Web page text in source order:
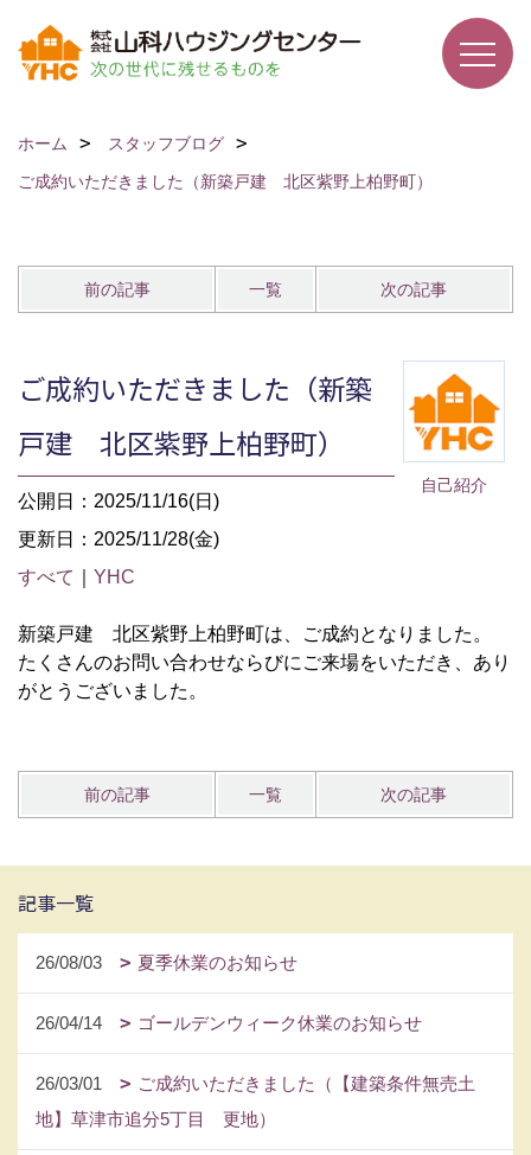
ホーム
スタッフブログ
ご成約いただきました（新築戸建 北区紫野上柏野町）
前の記事 一覧 次の記事
自己紹介
ご成約いただきました（新築
戸建 北区紫野上柏野町）
公開日：2025/11/16(日)
更新日：2025/11/28(金)
すべて
YHC
新築戸建 北区紫野上柏野町は、ご成約となりました。
たくさんのお問い合わせならびにご来場をいただき、あり
がとうございました。
前の記事 一覧 次の記事
記事一覧
26/08/03 夏季休業のお知らせ
26/04/14 ゴールデンウィーク休業のお知らせ
26/03/01
ご成約いただきました（【建築条件無売土
地】草津市追分5丁目 更地）